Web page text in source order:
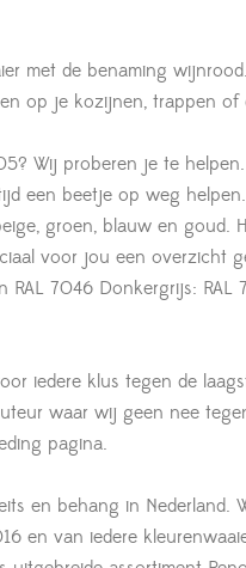
met de benaming
op je kozijnen, trappen of
Wij proberen je te
een beetje op weg
groen, blauw en goud.
voor jou een overzicht
7046 Donkergrijs: RAL
iedere klus tegen de
waar wij geen nee
pagina.
en behang in
en van iedere